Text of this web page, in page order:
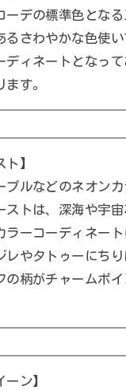
ーデの標準色とな
るさわやかな色使
ディネートとなっ
す。
ト】
プルなどのネオン
ストは、深海や宇
ラーコーディネー
レやタトゥーにち
の柄がチャームポ
ーン】